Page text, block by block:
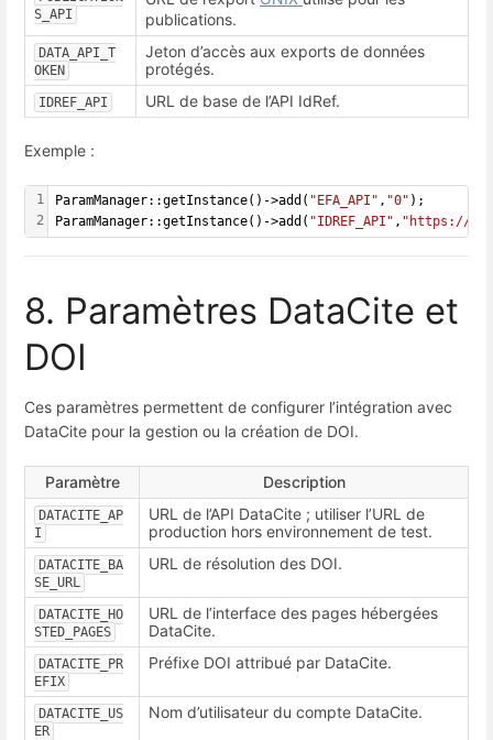
S_API
publications.
DATA_API_T
OKEN
Jeton d’accès aux exports de données
protégés.
IDREF_API URL de base de l’API IdRef.
Exemple :
1
2
ParamManager::getInstance()->add( "EFA_API" , "0" );
ParamManager::getInstance()->add( "IDREF_API" , "https://
8. Paramètres DataCite et
DOI
Ces paramètres permettent de configurer l’intégration avec
DataCite pour la gestion ou la création de DOI.
Paramètre Description
DATACITE_AP
I
URL de l’API DataCite ; utiliser l’URL de
production hors environnement de test.
DATACITE_BA
SE_URL
URL de résolution des DOI.
DATACITE_HO
STED_PAGES
URL de l’interface des pages hébergées
DataCite.
DATACITE_PR
EFIX
Préfixe DOI attribué par DataCite.
DATACITE_US
ER
Nom d’utilisateur du compte DataCite.